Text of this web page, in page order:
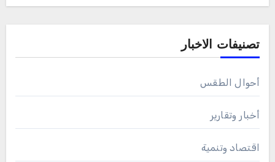
تصنيفات الاخبار
أحوال الطقس
أخبار وتقارير
اقتصاد وتنمية